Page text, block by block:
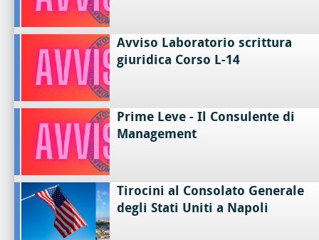
Avviso Laboratorio scrittura
giuridica Corso L-14
Prime Leve - Il Consulente di
Management
Tirocini al Consolato Generale
degli Stati Uniti a Napoli